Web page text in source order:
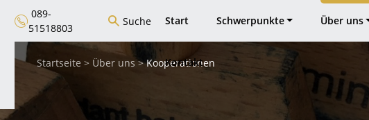
089-
51518803
Suche Start Schwerpunkte Über uns
Kontakt
Startseite > Über uns>Kooperationen